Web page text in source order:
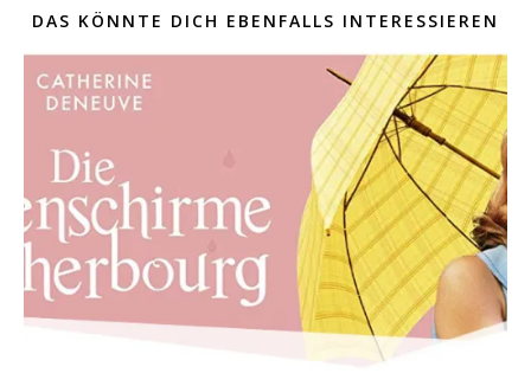
DAS KÖNNTE DICH EBENFALLS INTERESSIEREN